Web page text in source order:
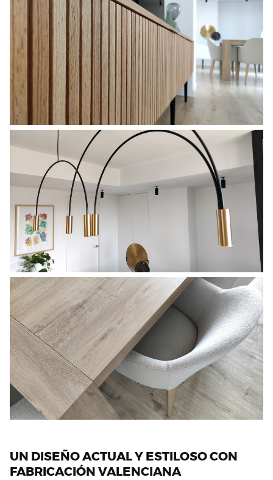
UN DISEÑO ACTUAL Y ESTILOSO CON
FABRICACIÓN VALENCIANA